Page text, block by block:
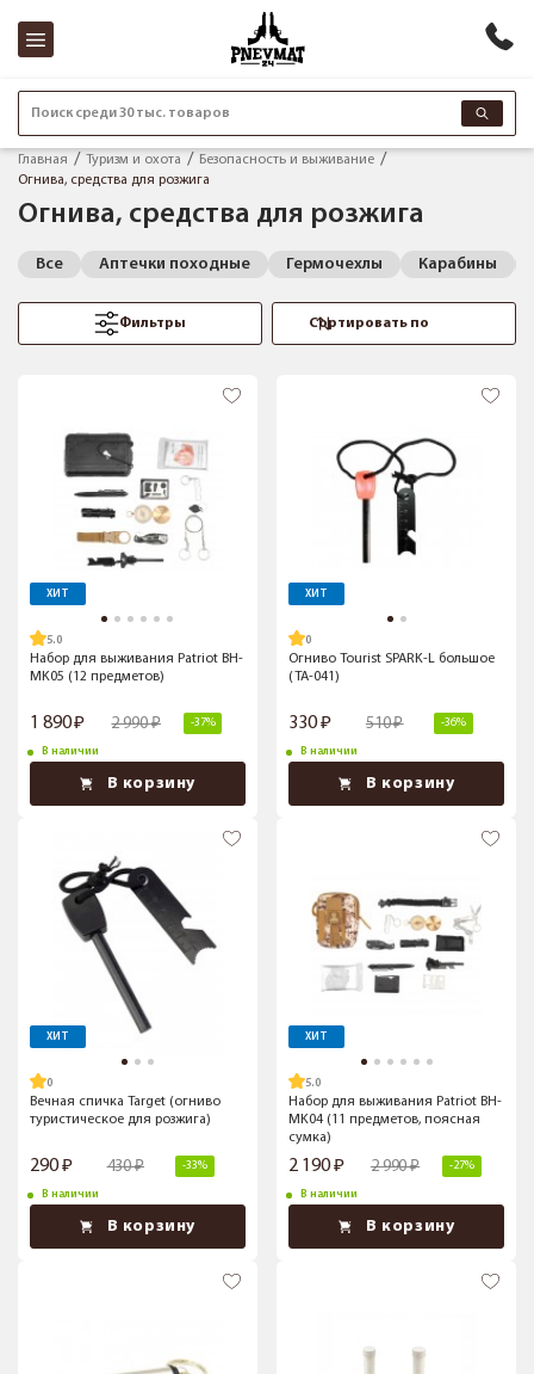
Поиск среди 30 тыс. товаров
Главная Туризм и охота
Безопасность и выживание
Огнива, средства для розжига
Огнива, средства для розжига
Все Аптечки походные Гермочехлы Карабины
Фильтры
ХИТ
5.0
Набор для выживания Patriot BH-
MK05 (12 предметов)
1 890 2 990 -37%
В наличии
В корзину
ХИТ
Огниво Tourist SPARK-L большое
(TA-041)
330 510 -36%
В наличии
В корзину
ХИТ
Вечная спичка Target (огниво
туристическое для розжига)
290 430 -33%
В наличии
В корзину
ХИТ
5.0
Набор для выживания Patriot BH-
MK04 (11 предметов, поясная
сумка)
2 190 2 990 -27%
В наличии
В корзину